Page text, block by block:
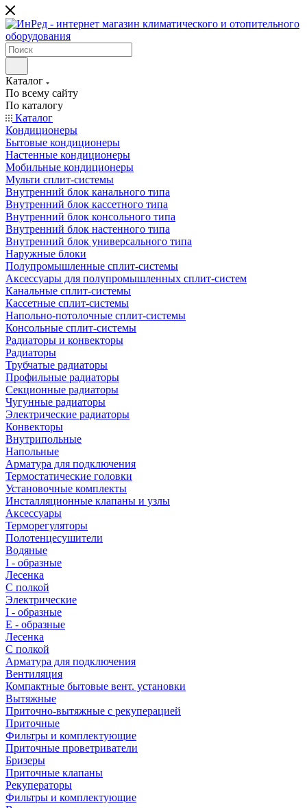
Каталог
По всему сайту
По каталогу
Каталог
Кондиционеры
Бытовые кондиционеры
Настенные кондиционеры
Мобильные кондиционеры
Мульти сплит-системы
Внутренний блок канального типа
Внутренний блок кассетного типа
Внутренний блок консольного типа
Внутренний блок настенного типа
Внутренний блок универсального типа
Наружные блоки
Полупромышленные сплит-системы
Аксессуары для полупромышленных сплит-систем
Канальные сплит-системы
Кассетные сплит-системы
Напольно-потолочные сплит-системы
Консольные сплит-системы
Радиаторы и конвекторы
Радиаторы
Трубчатые радиаторы
Профильные радиаторы
Секционные радиаторы
Чугунные радиаторы
Электрические радиаторы
Конвекторы
Внутрипольные
Напольные
Арматура для подключения
Термостатические головки
Установочные комплекты
Инсталляционные клапаны и узлы
Аксессуары
Терморегуляторы
Полотенцесушители
Водяные
I - образные
Лесенка
С полкой
Электрические
I - образные
E - образные
Лесенка
С полкой
Арматура для подключения
Вентиляция
Компактные бытовые вент. установки
Вытяжные
Приточно-вытяжные с рекуперацией
Приточные
Фильтры и комплектующие
Приточные проветриватели
Бризеры
Приточные клапаны
Рекуператоры
Фильтры и комплектующие